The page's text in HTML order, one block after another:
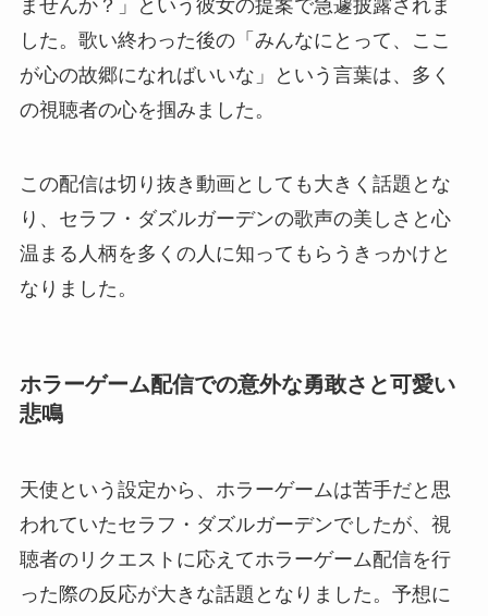
ませんか？」という彼女の提案で急遽披露されま
した。歌い終わった後の「みんなにとって、ここ
が心の故郷になればいいな」という言葉は、多く
の視聴者の心を掴みました。
この配信は切り抜き動画としても大きく話題とな
り、セラフ・ダズルガーデンの歌声の美しさと心
温まる人柄を多くの人に知ってもらうきっかけと
なりました。
ホラーゲーム配信での意外な勇敢さと可愛い
悲鳴
天使という設定から、ホラーゲームは苦手だと思
われていたセラフ・ダズルガーデンでしたが、視
聴者のリクエストに応えてホラーゲーム配信を行
った際の反応が大きな話題となりました。予想に